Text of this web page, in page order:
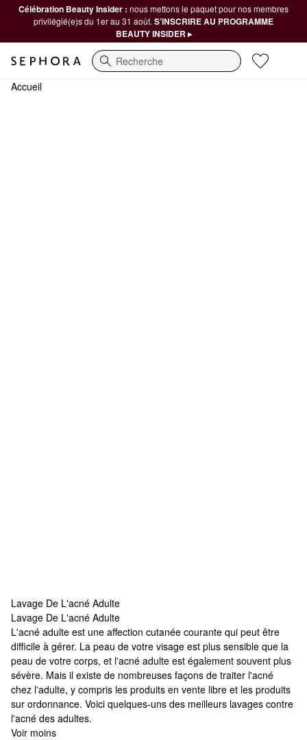
Célébration Beauty Insider : nous mettons le paquet pour nos membres
privilégié(e)s du 1er au 31 août. S’INSCRIRE AU PROGRAMME
BEAUTY INSIDER ▸
Recherche
Accueil
Lavage De L'acné Adulte
Lavage De L'acné Adulte
Lavage De L'acné Adulte
L'acné adulte est une affection cutanée courante qui peut être
difficile à gérer. La peau de votre visage est plus sensible que la
peau de votre corps, et l'acné adulte est également souvent plus
sévère. Mais il existe de nombreuses façons de traiter l'acné
chez l'adulte, y compris les produits en vente libre et les produits
sur ordonnance. Voici quelques-uns des meilleurs lavages contre
l'acné des adultes.
Voir moins